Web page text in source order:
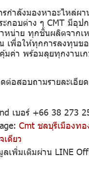
กำลังมองหาอะไหล่ผ
กอบต่าง ๆ CMT มีอุป
หน่าย ทุกชิ้นผลิตจาก
เพื่อให้ทุกการลงทุนข
มค่า พร้อมลุยทุกงานเ
อสอบถามรายละเอีย
เบอร์ +66 38 273
Cmt ชลบุรีเมืองท
ดียว
เพิ่มเติมผ่าน LINE